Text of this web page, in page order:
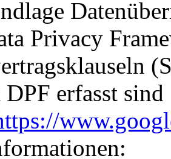
Privacy
erfasst sind